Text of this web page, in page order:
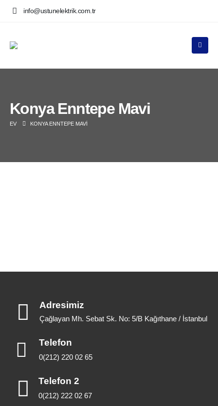
info@ustunelektrik.com.tr
Konya Enntepe Mavi
EV KONYA ENNTEPE MAVI
Adresimiz
Çağlayan Mh. Sebat Sk. No: 5/B Kağıthane / İstanbul
Telefon
0(212) 220 02 65
Telefon 2
0(212) 222 02 67